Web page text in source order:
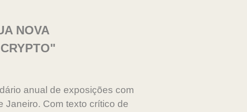
NOVA
anual de exposições com
Janeiro. Com texto crítico de